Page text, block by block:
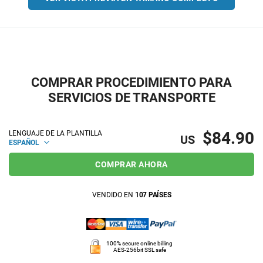
COMPRAR PROCEDIMIENTO PARA
SERVICIOS DE TRANSPORTE
LENGUAJE DE LA PLANTILLA
ESPAÑOL
US $84.90
COMPRAR AHORA
VENDIDO EN 107 PAÍSES
100% secure online billing
AES-256bit SSL safe